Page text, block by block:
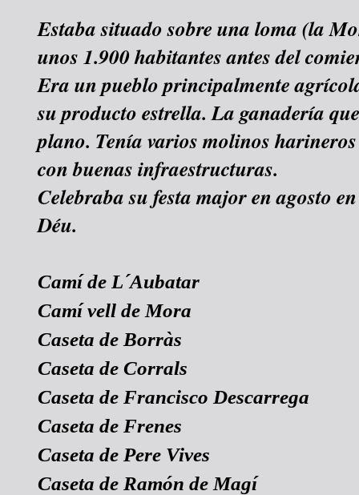
Estaba situado sobre una loma (la
unos 1.900 habitantes antes del
Era un pueblo principalmente
su producto estrella. La ganadería
plano. Tenía varios molinos
con buenas infraestructuras.
Celebraba su festa major en agosto
Déu.
Camí de L´Aubatar
Camí vell de Mora
Caseta de Borràs
Caseta de Corrals
Caseta de Francisco Descarrega
Caseta de Frenes
Caseta de Pere Vives
Caseta de Ramón de Magí